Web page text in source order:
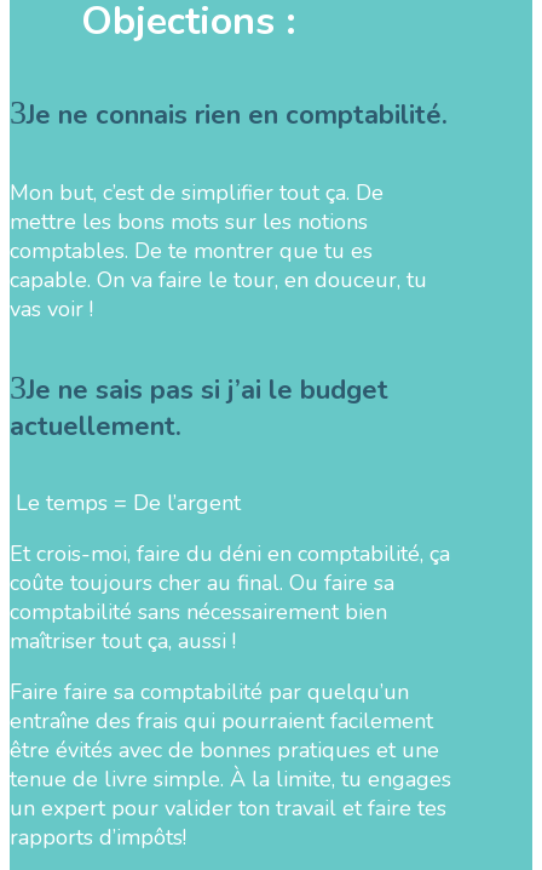
Objections :
Je ne connais rien en comptabilité.
Mon but, c’est de simplifier tout ça. De
mettre les bons mots sur les notions
comptables. De te montrer que tu es
capable. On va faire le tour, en douceur, tu
vas voir !
Je ne sais pas si j’ai le budget
actuellement.
Le temps = De l’argent
Et crois-moi, faire du déni en comptabilité, ça
coûte toujours cher au final. Ou faire sa
comptabilité sans nécessairement bien
maîtriser tout ça, aussi !
Faire faire sa comptabilité par quelqu’un
entraîne des frais qui pourraient facilement
être évités avec de bonnes pratiques et une
tenue de livre simple. À la limite, tu engages
un expert pour valider ton travail et faire tes
rapports d’impôts!